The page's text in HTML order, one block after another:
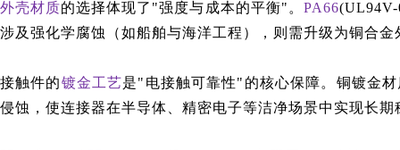
外壳材质的选择体现了"强度与成本的平衡"。 PA66(UL94V-
涉及强化学腐蚀（如船舶与海洋工程），则需升级为铜合
接触件的镀金工艺是"电接触可靠性"的核心保障。铜镀金
侵蚀，使连接器在半导体、精密电子等洁净场景中实现长期